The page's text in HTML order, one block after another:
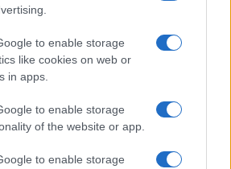
to enable storage
like cookies on web or
in apps.
to enable storage
of the website or app.
to enable storage
guida alla scelta tra mensile,